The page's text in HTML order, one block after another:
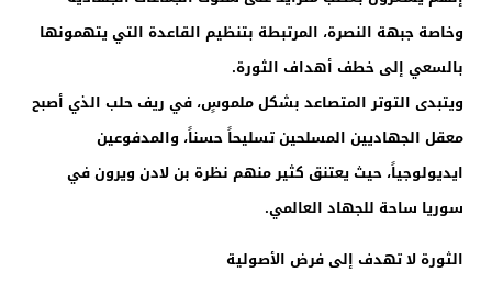
وخاصة جبهة النصرة، المرتبطة بتنظيم القاعدة التي يتهمونها
بالسعي إلى خطف أهداف الثورة.
ويتبدى التوتر المتصاعد بشكل ملموسٍ، في ريف حلب الذي أصبح
معقل الجهاديين المسلحين تسليحاً حسناً، والمدفوعين
ايديولوجياً، حيث يعتنق كثير منهم نظرة بن لادن ويرون في
سوريا ساحة للجهاد العالمي.
الثورة لا تهدف إلى فرض الأصولية